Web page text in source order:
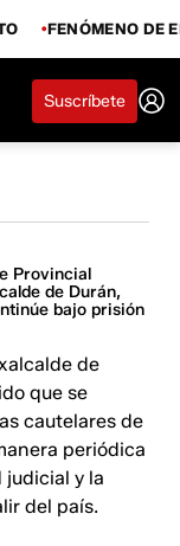
FENÓMENO DE
Suscríbete
Provincial
de Durán,
bajo prisión
de
que se
cautelares de
periódica
judicial y la
del país.